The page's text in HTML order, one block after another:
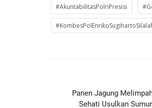
#AkuntabilitasPolriPresisi
Panen Jagung
Sehati Usulkan